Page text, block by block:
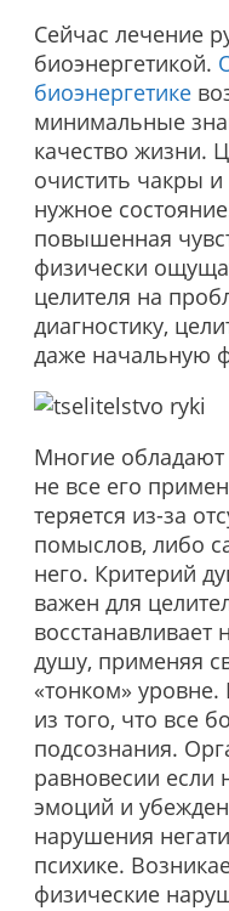
Сейчас лечение
биоэнергетикой.
биоэнергетике
минимальные
качество жизни.
очистить чакры
нужное
повышенная
физически
целителя на
диагностику,
даже начальную
Многие обладают
не все его
теряется из-за
помыслов, либо
него. Критерий
важен для
восстанавливает
душу, применяя
«тонком» уровне.
из того, что все
подсознания.
равновесии если
эмоций и
нарушения
психике.
физические